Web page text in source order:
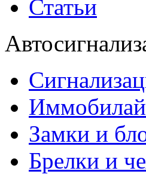
Статьи
Замки и
Брелки и